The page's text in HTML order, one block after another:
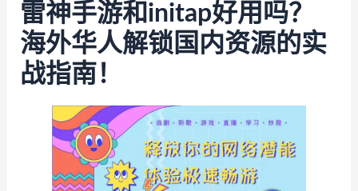
雷神手游和initap好用吗？
海外华人解锁国内资源的实
战指南！